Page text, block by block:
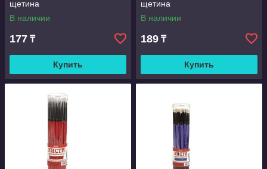
щетина
В наличии
177 ₸
Купить
щетина
В наличии
189 ₸
Купить